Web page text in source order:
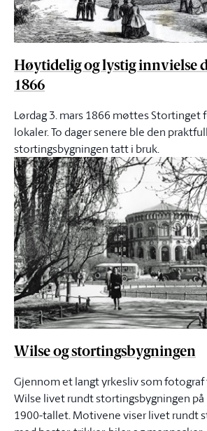
Høytidelig og lystig innvielse
1866
Lørdag 3. mars 1866 møttes Stortinget
lokaler. To dager senere ble den
stortingsbygningen tatt i bruk.
Wilse og stortingsbygningen
Gjennom et langt yrkesliv som fotograf
Wilse livet rundt stortingsbygningen på
1900-tallet. Motivene viser livet rundt